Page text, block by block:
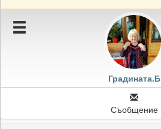
Подаръците на Градината.Б
Картичките на Градината.Б
Блокирай Градината.БГрадината.Б
Съобщение